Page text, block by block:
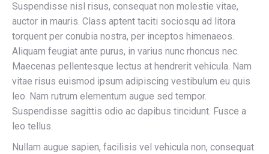
Suspendisse nisl risus, consequat non molestie vitae,
auctor in mauris. Class aptent taciti sociosqu ad litora
torquent per conubia nostra, per inceptos himenaeos.
Aliquam feugiat ante purus, in varius nunc rhoncus nec.
Maecenas pellentesque lectus at hendrerit vehicula. Nam
vitae risus euismod ipsum adipiscing vestibulum eu quis
leo. Nam rutrum elementum augue sed tempor.
Suspendisse sagittis odio ac dapibus tincidunt. Fusce a
leo tellus.
Nullam augue sapien, facilisis vel vehicula non, consequat